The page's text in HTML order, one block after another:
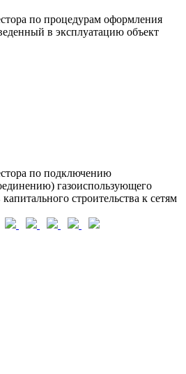
по процедурам оформления
в эксплуатацию объект
по подключению
газоиспользующего
строительства к сетям